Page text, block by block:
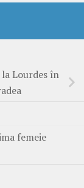
Lourdes în
femeie